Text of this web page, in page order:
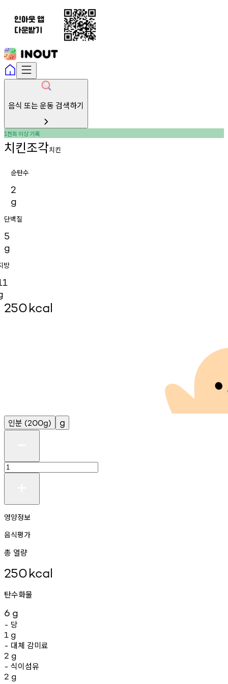
음식 또는 운동 검색하기
1천회 이상기록
치킨조각치킨
순탄수
2
g
단백질
5
g
방
250kcal
인분 (200g) g
영양정보
음식평가
총 열량
250kcal
탄수화물
6 g
- 당
1 g
- 대체 감미료
2 g
- 식이섬유
2 g